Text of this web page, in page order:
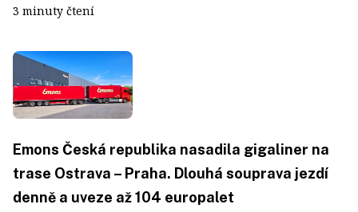
3 minuty čtení
Emons Česká republika nasadila gigaliner na
trase Ostrava – Praha. Dlouhá souprava jezdí
denně a uveze až 104 europalet